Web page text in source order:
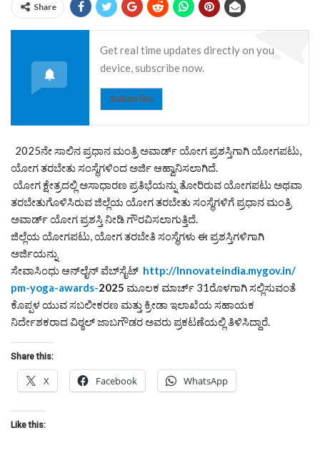
Share
Get real time updates directly on you
device, subscribe now.
Subscribe
2025ನೇ ಸಾಲಿನ ಪ್ರಧಾನ ಮಂತ್ರಿ ಅವಾರ್ಡ್ ಯೋಗ ಪ್ರಶಸ್ತಿಗಾಗಿ ಯೋಗಪಟು,
ಯೋಗ ತರಬೇತು ಸಂಸ್ಥೆಗಳಿಂದ ಅರ್ಜಿ ಆಹ್ವಾನಿಸಲಾಗಿದೆ.
ಯೋಗ ಕ್ಷೇತ್ರದಲ್ಲಿ ಅಸಾಧಾರಣ ಪ್ರತಿಭೆಯನ್ನು ತೋರಿರುವ ಯೋಗಪಟು ಅಥವಾ
ತರಬೇತುಗೊಳಿಸಿರುವ ಜಿಲ್ಲೆಯ ಯೋಗ ತರಬೇತು ಸಂಸ್ಥೆಗಳಿಗೆ ಪ್ರಧಾನ ಮಂತ್ರಿ
ಅವಾರ್ಡ್ ಯೋಗ ಪ್ರಶಸ್ತಿ ನೀಡಿ ಗೌರವಿಸಲಾಗುತ್ತಿದೆ.
ಜಿಲ್ಲೆಯ ಯೋಗಪಟು, ಯೋಗ ತರಬೇತಿ ಸಂಸ್ಥೆಗಳು ಈ ಪ್ರಶಸ್ತಿಗಳಿಗಾಗಿ
ಅರ್ಜಿಯನ್ನು
ಸೇವಾಸಿಂಧು ಆನ್‌ಲೈನ್ ವೆಬ್‌ಸೈಟ್ http://Innovateindia.mygov.in/
pm-yoga-awards-2025 ಮೂಲಕ ಮಾರ್ಚ್ 31ರೊಳಗಾಗಿ ಸಲ್ಲಿಸುವಂತೆ
ಕೊಪ್ಪಳ ಯುವ ಸಬಲೀಕರಣ ಮತ್ತು ಕ್ರೀಡಾ ಇಲಾಖೆಯ ಸಹಾಯಕ
ನಿರ್ದೇಶಕರಾದ ವಿಠ್ಠಲ್ ಜಾಬಗೌಡರ ಅವರು ಪ್ರಕಟಣೆಯಲ್ಲಿ ತಿಳಿಸಿದ್ದಾರೆ.
Share this:
X Facebook WhatsApp
Like this: